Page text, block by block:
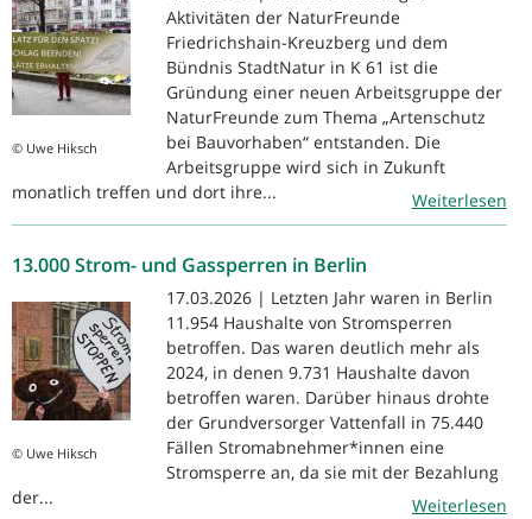
© Uwe Hiksch
Aktivitäten der NaturFreunde
Friedrichshain-Kreuzberg und dem
Bündnis StadtNatur in K 61 ist die
Gründung einer neuen Arbeitsgruppe der
NaturFreunde zum Thema „Artenschutz
bei Bauvorhaben“ entstanden. Die
Arbeitsgruppe wird sich in Zukunft
monatlich treffen und dort ihre...
Weiterlesen
13.000 Strom- und Gassperren in Berlin
© Uwe Hiksch
17.03.2026 | Letzten Jahr waren in Berlin
11.954 Haushalte von Stromsperren
betroffen. Das waren deutlich mehr als
2024, in denen 9.731 Haushalte davon
betroffen waren. Darüber hinaus drohte
der Grundversorger Vattenfall in 75.440
Fällen Stromabnehmer*innen eine
Stromsperre an, da sie mit der Bezahlung
der...
Weiterlesen